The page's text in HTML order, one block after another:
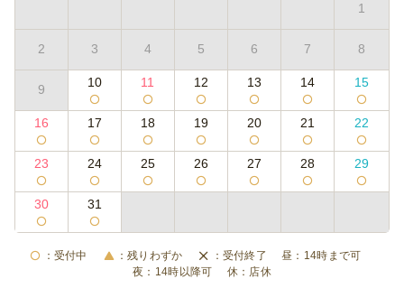
1
2 3 4 5 6 7 8
9 10 11 12 13 14 15
16 17 18 19 20 21 22
23 24 25 26 27 28 29
30 31
受付中 残りわずか 受付終了
14時まで可
14時以降可
店休